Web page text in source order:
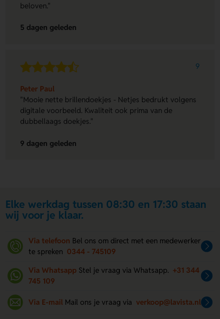
beloven."
5 dagen geleden
9
Peter Paul
"Mooie nette brillendoekjes - Netjes bedrukt volgens
digitale voorbeeld. Kwaliteit ook prima van de
dubbellaags doekjes."
9 dagen geleden
Elke werkdag tussen 08:30 en 17:30 staan
wij voor je klaar.
Via telefoon Bel ons om direct met een medewerker
te spreken 0344 - 745109
Via Whatsapp Stel je vraag via Whatsapp. +31 344
745 109
Via E-mail Mail ons je vraag via verkoop@lavista.nl